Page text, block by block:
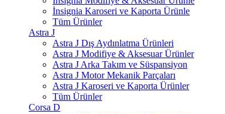
İnsignia Karoseri ve Kaporta Ürünle
Tüm Ürünler
Astra J
Astra J Dış Aydınlatma Ürünleri
Astra J Modifiye & Aksesuar Ürünler
Astra J Arka Takım ve Süspansiyon
Astra J Motor Mekanik Parçaları
Astra J Karoseri ve Kaporta Ürünler
Tüm Ürünler
Corsa D